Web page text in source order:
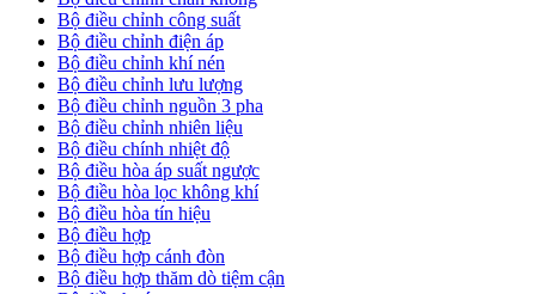
Bộ điều chỉnh công suất
Bộ điều chỉnh điện áp
Bộ điều chỉnh khí nén
Bộ điều chỉnh lưu lượng
Bộ điều chỉnh nguồn 3 pha
Bộ điều chỉnh nhiên liệu
Bộ điều chính nhiệt độ
Bộ điều hòa áp suất ngược
Bộ điều hòa lọc không khí
Bộ điều hòa tín hiệu
Bộ điều hợp
Bộ điều hợp cánh đòn
Bộ điều hợp thăm dò tiệm cận